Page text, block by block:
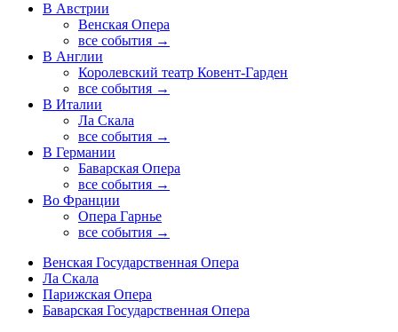
В Австрии
Венская Опера
все события →
В Англии
Королевский театр Ковент-Гарден
все события →
В Италии
Ла Скала
все события →
В Германии
Баварская Опера
все события →
Во Франции
Опера Гарнье
все события →
Венская Государственная Опера
Ла Скала
Парижская Опера
Баварская Государственная Опера